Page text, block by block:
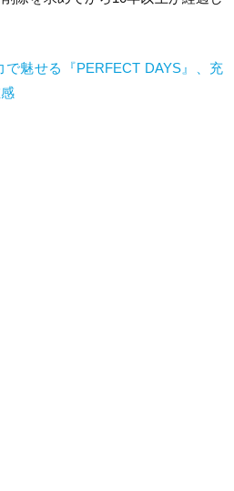
で魅せる『PERFECT DAYS』、充